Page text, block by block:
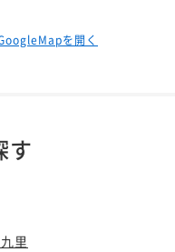
を開く
す
里